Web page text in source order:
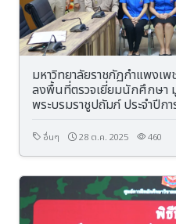
มหาวิทยาลัยราชภัฏกำแพงเ
ลงพื้นที่ตรวจเยี่ยมนักศึกษา มู
พระบรมราชูปถัมภ์ ประจำปีก
อื่นๆ 28 ต.ค. 2025 460